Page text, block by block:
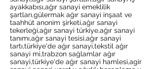
ayakkabısı,ağır sanayi emeklilik
şartları,gülermak ağır sanayi inşaat ve
taahhüt anonim şirketi,ağır sanayi
tekerleği,ağır sanayi türkiye,ağır sanayi
tanımı,ağır sanayi tesisi,ağır sanayi
tartı,türkiye'de ağır sanayi,tekstil ağır
sanayi mi,trabzon sağlamlar ağır
sanayi,türkiye'de ağır sanayi hamlesi,agir